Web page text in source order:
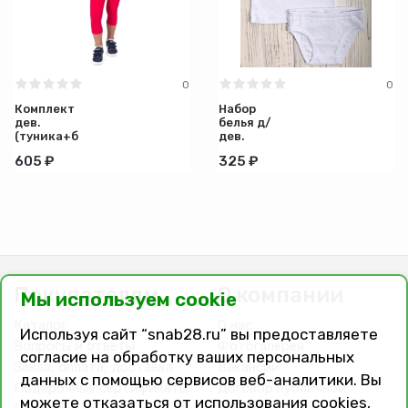
0
Комплект
дев.
(туника+бриджи)
р.30/116
605 ₽
0
Набор
белья д/
дев.
1032-25
325 ₽
Покупателям
Каталог
Вопросы и ответы
Заказ, оплата, доставка
Подарочные сертификаты
О компании
О нас
Фотогалерея
Вакансии
Договор публичной
оферты
Мы используем cookie
Используя сайт “snab28.ru” вы предоставляете
согласие на обработку ваших персональных
данных с помощью сервисов веб-аналитики. Вы
можете отказаться от использования cookies,